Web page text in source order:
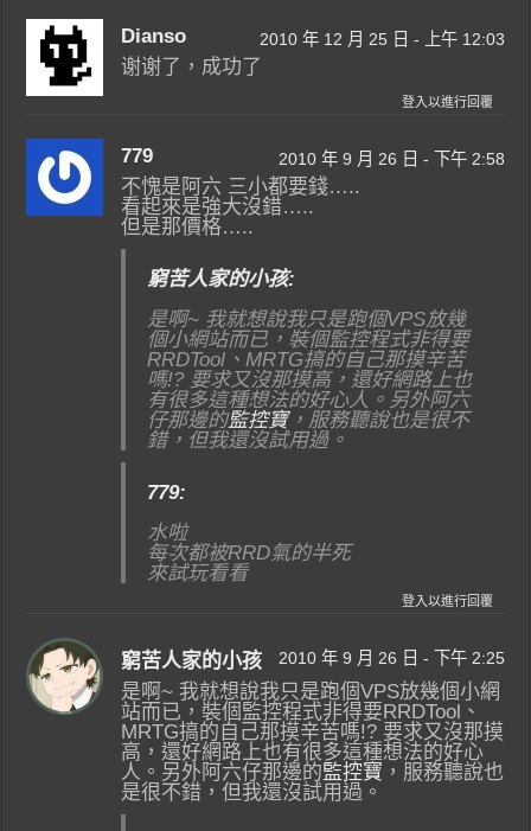
Dianso 2010 年 12 月 25 日 - 上午 12:03
谢谢了，成功了
登入以進行回覆
779 2010 年 9 月 26 日 - 下午 2:58
不愧是阿六 三小都要錢…..
看起來是強大沒錯…..
但是那價格…..
窮苦人家的小孩:
是啊~ 我就想說我只是跑個VPS放幾
個小網站而已，裝個監控程式非得要
RRDTool、MRTG搞的自己那摸辛苦
嗎!? 要求又沒那摸高，還好網路上也
有很多這種想法的好心人。另外阿六
仔那邊的監控寶，服務聽說也是很不
錯，但我還沒試用過。
779:
水啦
每次都被RRD氣的半死
來試玩看看
登入以進行回覆
窮苦人家的小孩 2010 年 9 月 26 日 - 下午 2:25
是啊~ 我就想說我只是跑個VPS放幾個小網
站而已，裝個監控程式非得要RRDTool、
MRTG搞的自己那摸辛苦嗎!? 要求又沒那摸
高，還好網路上也有很多這種想法的好心
人。另外阿六仔那邊的監控寶 ，服務聽說也
是很不錯，但我還沒試用過。